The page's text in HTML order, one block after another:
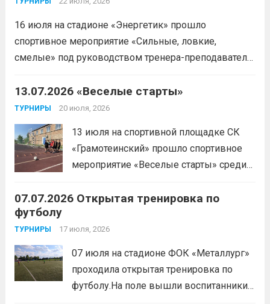
16 июля на стадионе «Энергетик» прошло
спортивное мероприятие «Сильные, ловкие,
смелые» под руководством тренера-преподавателя
Сергеевича. Участники продемонстрировали
скоростные качества, силовую выносливость и
координацию.
13.07.2026 «Веселые старты»
ТУРНИРЫ 20 июля, 2026
13 июля на спортивной площадке СК
«Грамотеинский» прошло спортивное
мероприятие «Веселые старты» среди
шайбой».Несмотря на
мероприятия, главной целью
организаторы ставили сплочение
образа жизни. По итогам прохождения
07.07.2026 Открытая тренировка по
футболу
ТУРНИРЫ 17 июля, 2026
07 июля на стадионе ФОК «Металлург»
проходила открытая тренировка по
футболу.На поле вышли воспитанники